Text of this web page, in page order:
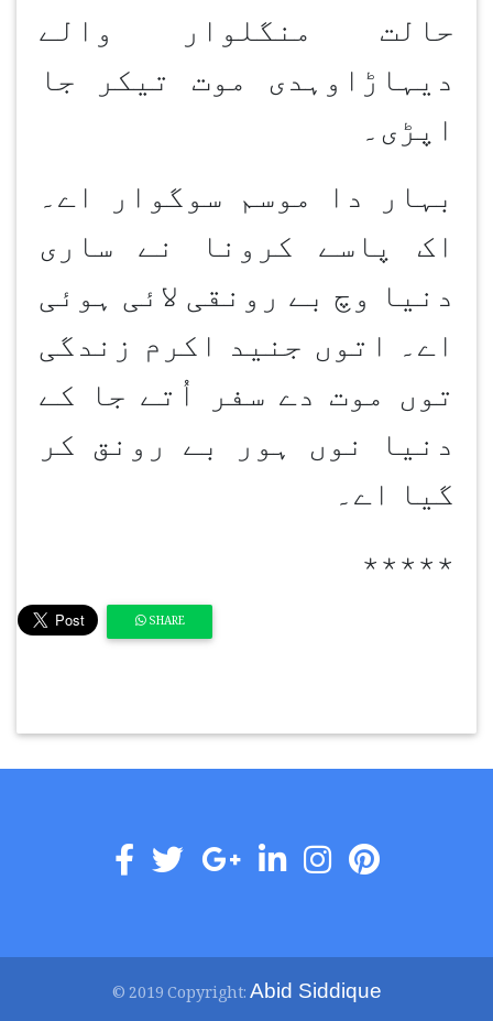
حالت منگلوار والے
دیہاڑاوہدی موت تیکر جا
اپڑی۔
بہار دا موسم سوگوار اے۔
اک پاسے کرونا نے ساری
دنیا وچ بے رونقی لائی ہوئی
اے۔ اتوں جنید اکرم زندگی
توں موت دے سفر اُتے جا کے
دنیا نوں ہور بے رونق کر
گیا اے۔
٭٭٭٭٭
SHARE
© 2019 Copyright:Abid Siddique